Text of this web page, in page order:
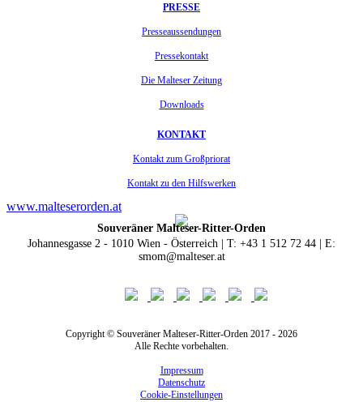
PRESSE
Presseaussendungen
Pressekontakt
Die Malteser Zeitung
Downloads
KONTAKT
Kontakt zum Großpriorat
Kontakt zu den Hilfswerken
www.malteserorden.at
Souveräner Malteser-Ritter-Orden
Johannesgasse 2 - 1010 Wien - Österreich | T: +43 1 512 72 44 | E:
smom@malteser.at
Copyright © Souveräner Malteser-Ritter-Orden 2017 - 2026
Alle Rechte vorbehalten.
Impressum
Datenschutz
Cookie-Einstellungen